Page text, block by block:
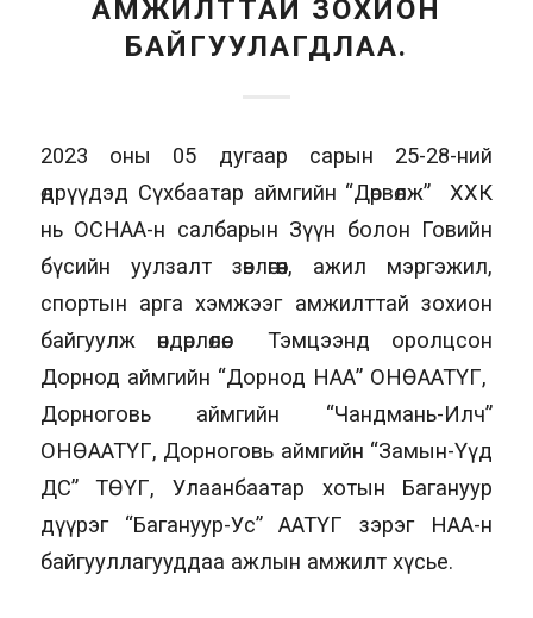
АМЖИЛТТАЙ ЗОХИОН
БАЙГУУЛАГДЛАА.
2023 оны 05 дугаар сарын 25-28-ний
өдрүүдэд Сүхбаатар аймгийн “Дөрвөлж” ХХК
нь ОСНАА-н салбарын Зүүн болон Говийн
бүсийн уулзалт зөвлөгөөн, ажил мэргэжил,
спортын арга хэмжээг амжилттай зохион
байгуулж өндөрлөлөө. Тэмцээнд оролцсон
Дорнод аймгийн “Дорнод НАА” ОНӨААТҮГ,
Дорноговь аймгийн “Чандмань-Илч”
ОНӨААТҮГ, Дорноговь аймгийн “Замын-Үүд
ДС” ТӨҮГ, Улаанбаатар хотын Багануур
дүүрэг “Багануур-Ус” ААТҮГ зэрэг НАА-н
байгууллагууддаа ажлын амжилт хүсье.